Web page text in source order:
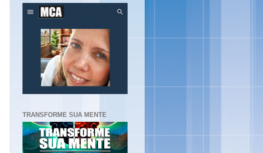
TRANSFORME SUA MENTE